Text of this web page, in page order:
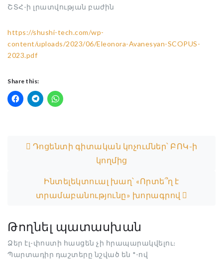
ՇՏՀ-ի լրատվության բաժին
https://shushi-tech.com/wp-
content/uploads/2023/06/Eleonora-Avanesyan-SCOPUS-
2023.pdf
Share this:
Դոցենտի գիտական կոչումներ՝ ԲՈԿ-ի
կողմից
Ինտելեկտուալ խաղ՝ «Որտե՞ղ է
տրամաբանությունը» խորագրով
Թողնել պատասխան
Ձեր էլ-փոստի հասցեն չի հրապարակվելու։
Պարտադիր դաշտերը նշված են *-ով